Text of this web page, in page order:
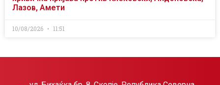
Лазов, Амети
10/08/2026 11:51